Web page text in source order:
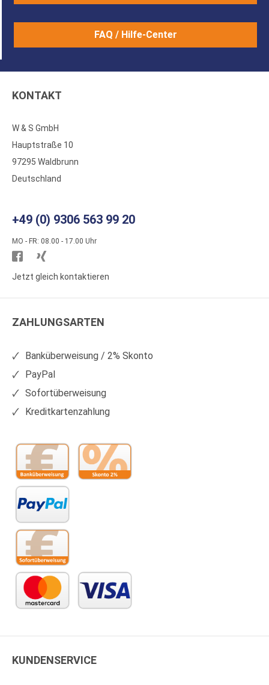
FAQ / Hilfe-Center
KONTAKT
W & S GmbH
Hauptstraße 10
97295 Waldbrunn
Deutschland
+49 (0) 9306 563 99 20
MO - FR: 08.00 - 17.00 Uhr
Besuchen
Sie
auf
Sie
auf
Jetzt gleich kontaktieren
ZAHLUNGSARTEN
Banküberweisung / 2% Skonto
PayPal
Sofortüberweisung
Kreditkartenzahlung
KUNDENSERVICE